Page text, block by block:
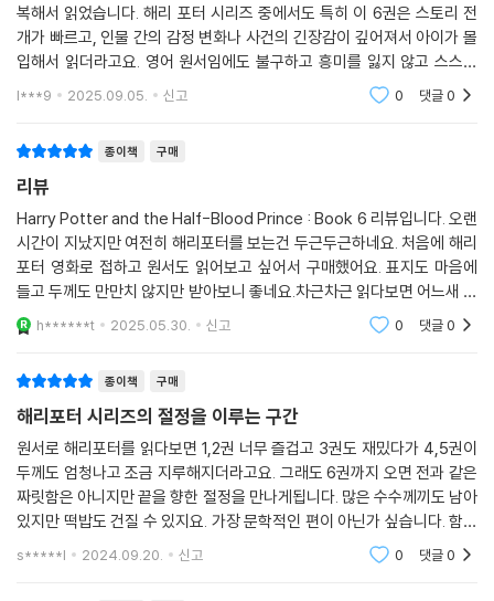
복해서 읽었습니다. 해리 포터 시리즈 중에서도 특히 이 6권은 스토리 전
개가 빠르고, 인물 간의 감정 변화나 사건의 긴장감이 깊어져서 아이가 몰
입해서 읽더라고요. 영어 원서임에도 불구하고 흥미를 잃지 않고 스스로
찾아 읽는 걸 보며, 독서 습관뿐 아니라 영어 실력 향상에도 큰 도움이 되고
l***9 2025.09.05. 신고 0 댓글0
종이책 구매
리뷰
Harry Potter and the Half-Blood Prince : Book 6 리뷰입니다. 오랜
시간이 지났지만 여전히 해리포터를 보는건 두근두근하네요. 처음에 해리
포터 영화로 접하고 원서도 읽어보고 싶어서 구매했어요. 표지도 마음에
들고 두께도 만만치 않지만 받아보니 좋네요.차근차근 읽다보면 어느새 스
토리에 빠져드는 느낌이 좋았어요.
h******t 2025.05.30. 신고 0 댓글0
종이책 구매
해리포터 시리즈의 절정을 이루는 구간
원서로 해리포터를 읽다보면 1,2권 너무 즐겁고 3권도 재밌다가 4,5권이
두께도 엄청나고 조금 지루해지더라고요. 그래도 6권까지 오면 전과 같은
짜릿함은 아니지만 끝을 향한 절정을 만나게됩니다. 많은 수수께끼도 남아
있지만 떡밥도 건질 수 있지요. 가장 문학적인 편이 아닌가 싶습니다. 함께
읽고 있는 초등생 어린이에겐 좀 어려울 것 같지만 워낙 흡입력있는 스토
s*****l 2024.09.20. 신고 0 댓글0